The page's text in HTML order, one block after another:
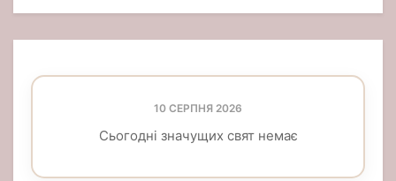
10 СЕРПНЯ 2026
Сьогодні значущих свят немає